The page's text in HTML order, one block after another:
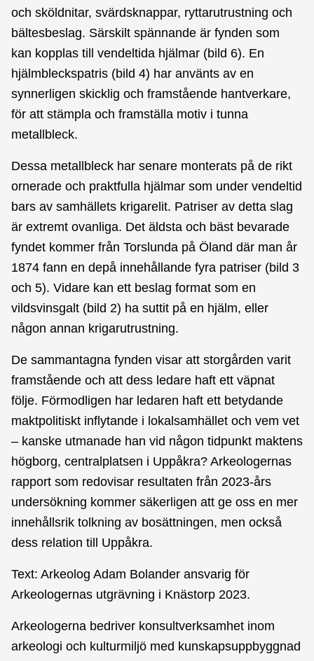
och sköldnitar, svärdsknappar, ryttarutrustning och
bältesbeslag. Särskilt spännande är fynden som
kan kopplas till vendeltida hjälmar (bild 6). En
hjälmbleckspatris (bild 4) har använts av en
synnerligen skicklig och framstående hantverkare,
för att stämpla och framställa motiv i tunna
metallbleck.
Dessa metallbleck har senare monterats på de rikt
ornerade och praktfulla hjälmar som under vendeltid
bars av samhällets krigarelit. Patriser av detta slag
är extremt ovanliga. Det äldsta och bäst bevarade
fyndet kommer från Torslunda på Öland där man år
1874 fann en depå innehållande fyra patriser (bild 3
och 5). Vidare kan ett beslag format som en
vildsvinsgalt (bild 2) ha suttit på en hjälm, eller
någon annan krigarutrustning.
De sammantagna fynden visar att storgården varit
framstående och att dess ledare haft ett väpnat
följe. Förmodligen har ledaren haft ett betydande
maktpolitiskt inflytande i lokalsamhället och vem vet
– kanske utmanade han vid någon tidpunkt maktens
högborg, centralplatsen i Uppåkra? Arkeologernas
rapport som redovisar resultaten från 2023-års
undersökning kommer säkerligen att ge oss en mer
innehållsrik tolkning av bosättningen, men också
dess relation till Uppåkra.
Text: Arkeolog Adam Bolander ansvarig för
Arkeologernas utgrävning i Knästorp 2023.
Arkeologerna bedriver konsultverksamhet inom
arkeologi och kulturmiljö med kunskapsuppbyggnad